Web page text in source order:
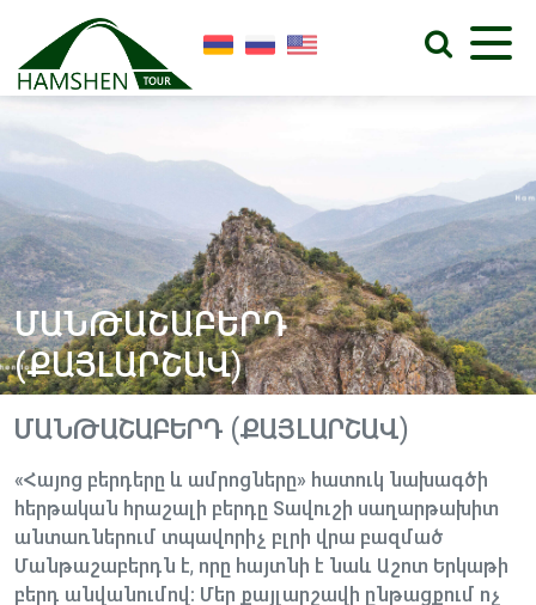
ՄԱՆԹԱՇԱԲԵՐԴ
(ՔԱՅԼԱՐՇԱՎ)
ՄԱՆԹԱՇԱԲԵՐԴ (ՔԱՅԼԱՐՇԱՎ)
«Հայոց բերդերը և ամրոցները» հատուկ նախագծի
հերթական հրաշալի բերդը Տավուշի սաղարթախիտ
անտառներում տպավորիչ բլրի վրա բազմած
Մանթաշաբերդն է, որը հայտնի է նաև Աշոտ Երկաթի
բերդ անվանումով։ Մեր քայլարշավի ընթացքում ոչ